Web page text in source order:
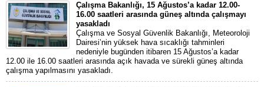
Çalışma Bakanlığı, 15 Ağustos’a kadar 12.00-
16.00 saatleri arasında güneş altında çalışmayı
yasakladı
Çalışma ve Sosyal Güvenlik Bakanlığı, Meteoroloji
Dairesi’nin yüksek hava sıcaklığı tahminleri
nedeniyle bugünden itibaren 15 Ağustos’a kadar
12.00 ile 16.00 saatleri arasında açık havada ve sürekli güneş altında
çalışma yapılmasını yasakladı.